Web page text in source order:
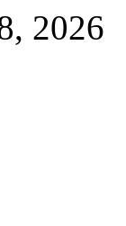
, 2026